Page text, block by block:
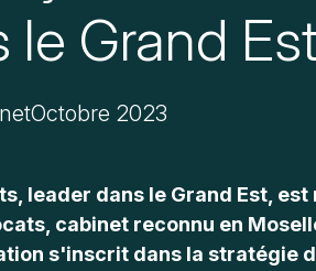
le Grand Est
Octobre 2023
leader dans le Grand Est,
cabinet reconnu en
s'inscrit dans la stratégie